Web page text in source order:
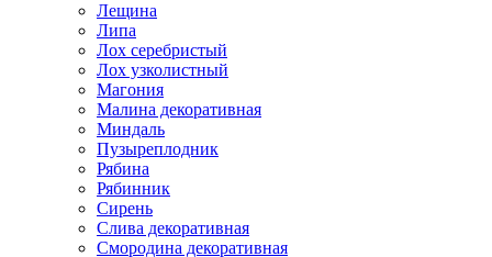
Лещина
Липа
Лох серебристый
Лох узколистный
Магония
Малина декоративная
Миндаль
Пузыреплодник
Рябина
Рябинник
Сирень
Слива декоративная
Смородина декоративная